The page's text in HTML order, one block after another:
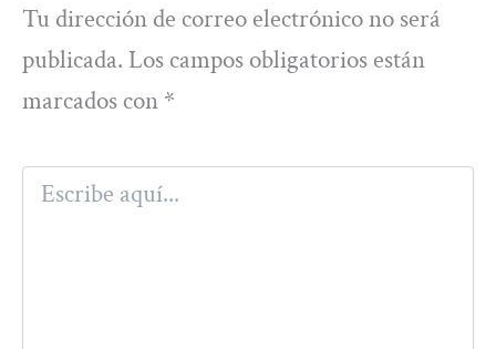
Tu dirección de correo electrónico no será
publicada. Los campos obligatorios están
marcados con *
Escribe
aquí...